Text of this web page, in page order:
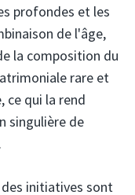
profondes et les
de l'âge,
la composition du
rare et
ce qui la rend
singulière de
des initiatives sont